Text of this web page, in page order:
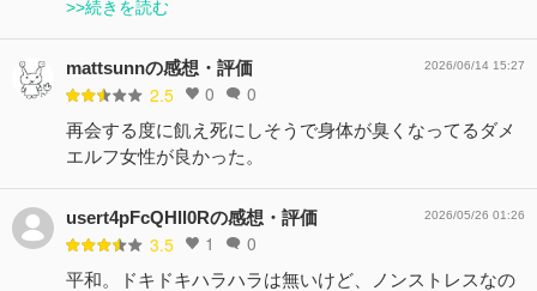
>>続きを読む
mattsunnの感想・評価
2.5 0 0
2026/06/14 15:27
再会する度に飢え死にしそうで身体が臭くなってるダメ
エルフ女性が良かった。
usert4pFcQHll0Rの感想・評価
3.5 1 0
2026/05/26 01:26
平和。ドキドキハラハラは無いけど、ノンストレスなの